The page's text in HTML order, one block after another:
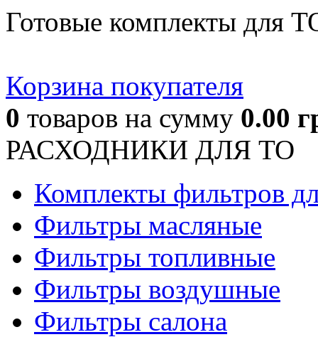
Готовые комплекты для
Корзина покупателя
0 товаров на сумму 0.00
РАСХОДНИКИ ДЛЯ ТО
Комплекты фильтров
Фильтры масляные
Фильтры топливные
Фильтры воздушные
Фильтры салона